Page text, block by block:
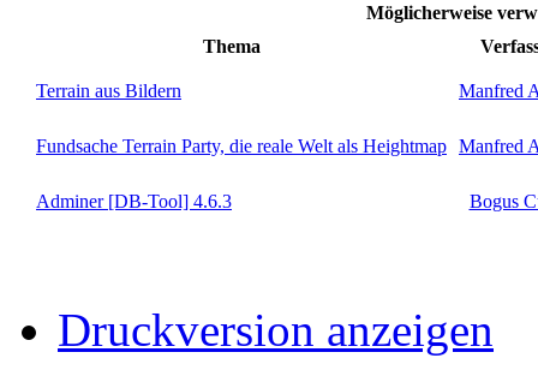
Möglicherweise
Thema
Terrain aus Bildern Manfred
Fundsache Terrain Party, die reale Welt als Heightmap Manfred
Adminer [DB-Tool] 4.6.3 Bogus
Druckversion anzeigen